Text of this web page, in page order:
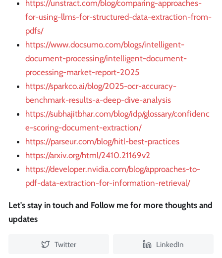
https://unstract.com/blog/comparing-approaches-
for-using-llms-for-structured-data-extraction-from-
pdfs/
https://www.docsumo.com/blogs/intelligent-
document-processing/intelligent-document-
processing-market-report-2025
https://sparkco.ai/blog/2025-ocr-accuracy-
benchmark-results-a-deep-dive-analysis
https://subhajitbhar.com/blog/idp/glossary/confidenc
e-scoring-document-extraction/
https://parseur.com/blog/hitl-best-practices
https://arxiv.org/html/2410.21169v2
https://developer.nvidia.com/blog/approaches-to-
pdf-data-extraction-for-information-retrieval/
Let's stay in touch and Follow me for more thoughts and
updates
Twitter LinkedIn